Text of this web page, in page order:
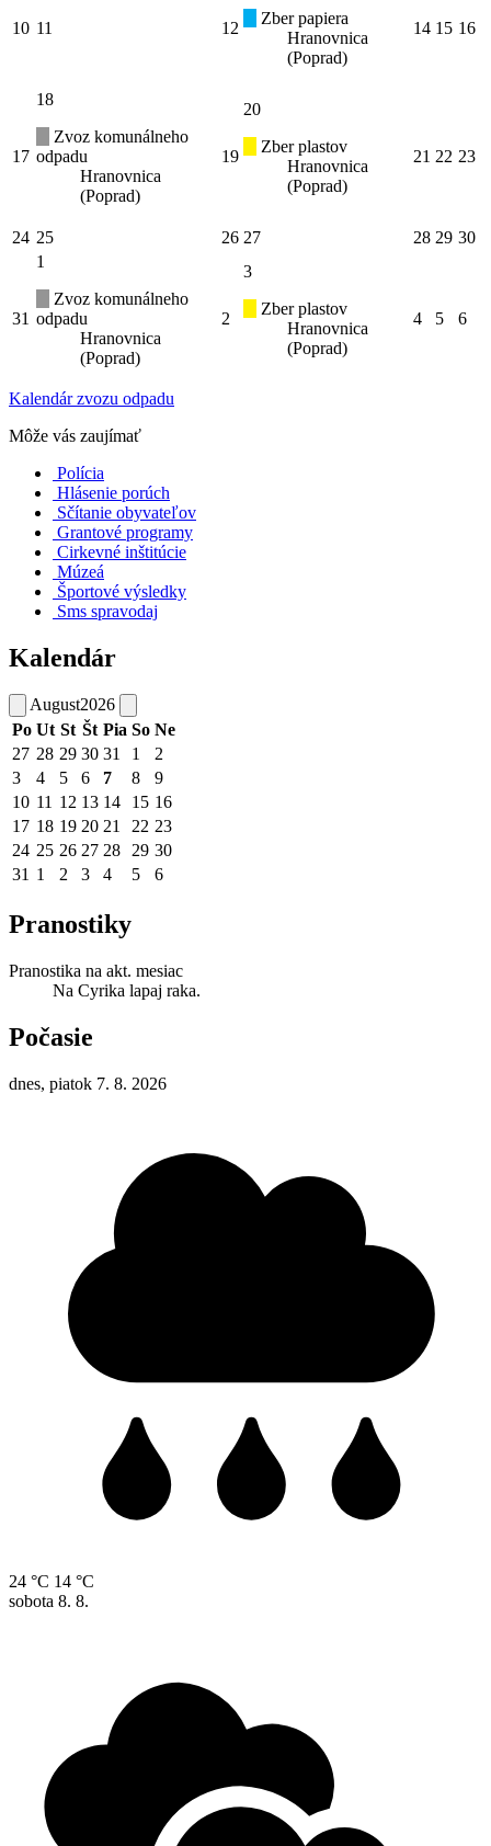
10 11 12
Zber papiera
Hranovnica
(Poprad)
14 15 16
17
18
Zvoz komunálneho
odpadu
Hranovnica
(Poprad)
19
20
Zber plastov
Hranovnica
(Poprad)
21 22 23
24 25 26 27 28 29 30
31
1
Zvoz komunálneho
odpadu
Hranovnica
(Poprad)
2
3
Zber plastov
Hranovnica
(Poprad)
4 5 6
Kalendár zvozu odpadu
Môže vás zaujímať
Polícia
Hlásenie porúch
Sčítanie obyvateľov
Grantové programy
Cirkevné inštitúcie
Múzeá
Športové výsledky
Sms spravodaj
Kalendár
August2026
Po Ut St Št Pia So Ne
27 28 29 30 31 1
2
3
4 5 6 7 8
9
10 11 12 13 14 15 16
17 18 19 20 21 22 23
24 25 26 27 28 29 30
31 1 2 3 4 5 6
Pranostiky
Pranostika na akt. mesiac
Na Cyrika lapaj raka.
Počasie
dnes, piatok 7. 8. 2026
24 °C 14 °C
sobota 8. 8.